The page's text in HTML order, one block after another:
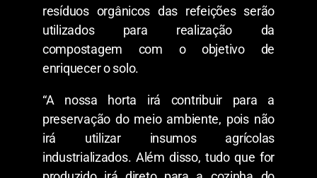
resíduos orgânicos das refeições serão
utilizados para realização da
compostagem com o objetivo de
enriquecer o solo.
“A nossa horta irá contribuir para a
preservação do meio ambiente, pois não
irá utilizar insumos agrícolas
industrializados. Além disso, tudo que for